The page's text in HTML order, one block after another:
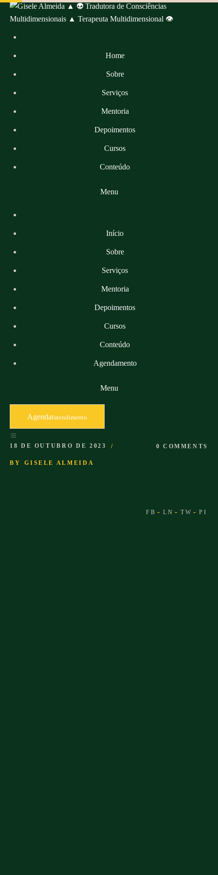
Skip
Home
Sobre
Serviços
Mentoria
Depoimentos
Cursos
Conteúdo
Menu
Início
Sobre
Serviços
Mentoria
Depoimentos
Cursos
Conteúdo
Agendamento
Menu
AgendarAtendimento
18 DE OUTUBRO DE 2023 0 COMMENTS
BY GISELE ALMEIDA